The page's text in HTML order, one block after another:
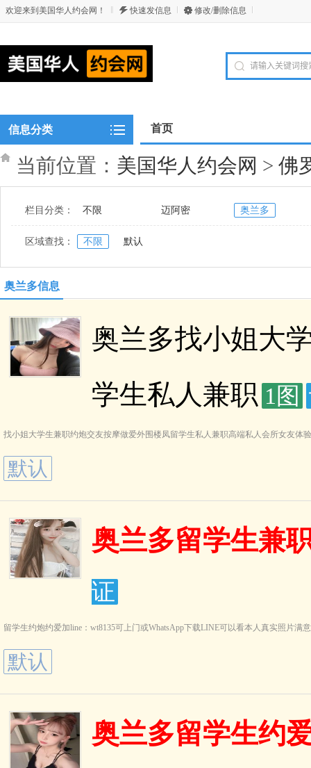
欢迎来到美国华人约会网！ 快速发信息 修改/删除信息
信息分类 首页
当前位置： 美国华人约会网 > 佛
栏目分类： 不限 迈阿密 奥兰多
区域查找： 不限 默认
奥兰多信息
奥兰多找小姐大
学生私人兼职 1图
找小姐大学生兼职约炮交友按摩做爱外围楼凤留学生私人兼职高端私人会所女友体
默认
奥兰多留学生兼
证
留学生约炮约爱加line：wt8135可上门或WhatsApp下载LINE可以看本人真实照片满
默认
奥兰多留学生约